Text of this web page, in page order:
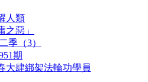
人類
惡」
季（3）
期
大肆綁架法輪功學員